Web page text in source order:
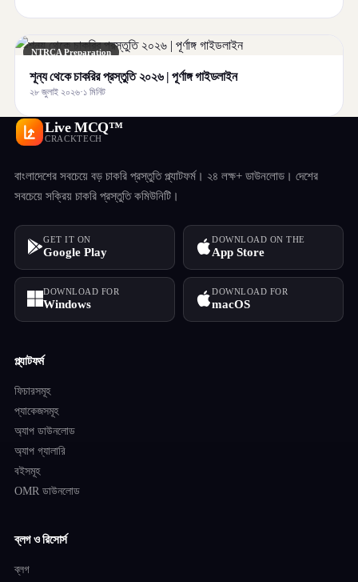
NTRCA Preparation
শূন্য থেকে চাকরির প্রস্তুতি ২০২৬ | পূর্ণাঙ্গ গাইডলাইন
২৮ জুলাই ২০২৬·১ মিনিট
Live MCQ™
CRACKTECH
বাংলাদেশের সবচেয়ে বড় চাকরি প্রস্তুতি প্ল্যাটফর্ম। ২৪ লক্ষ+ ডাউনলোড। দেশের
সবচেয়ে সক্রিয় চাকরি প্রস্তুতি কমিউনিটি।
GET IT ON
Google Play
DOWNLOAD ON THE
App Store
DOWNLOAD FOR
Windows
DOWNLOAD FOR
macOS
প্ল্যাটফর্ম
ফিচারসমূহ
প্যাকেজসমূহ
অ্যাপ ডাউনলোড
অ্যাপ গ্যালারি
বইসমূহ
OMR ডাউনলোড
ব্লগ ও রিসোর্স
ব্লগ